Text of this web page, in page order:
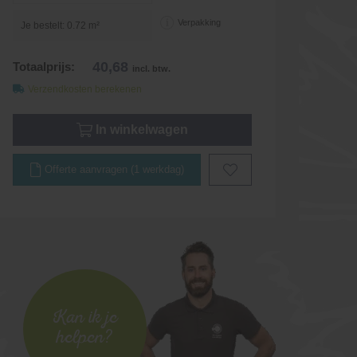
Je bestelt: 0.72 m² Verpakking
Totaalprijs: incl. btw.
Verzendkosten berekenen
Offerte aanvragen (1 werkdag)
Kan ik je
helpen?